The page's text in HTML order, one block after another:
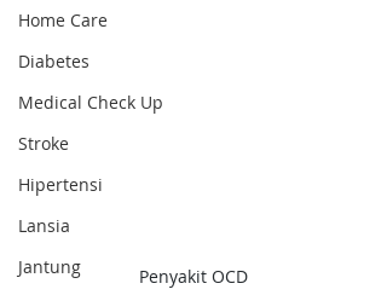
Home Care
Diabetes
Medical Check Up
Stroke
Hipertensi
Lansia
Jantung
Penyakit OCD